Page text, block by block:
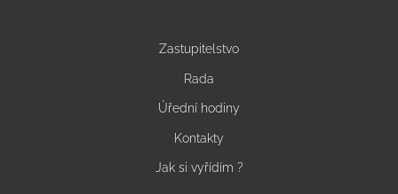
Zastupitelstvo
Rada
Úřední hodiny
Kontakty
Jak si vyřídím ?